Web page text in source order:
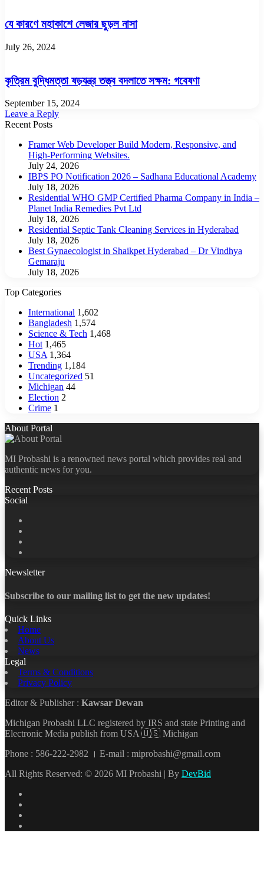
যে কারণে মহাকাশে লেজার ছুড়ল নাসা
July 26, 2024
কৃত্রিম বুদ্ধিমত্তা ষড়যন্ত্র তত্ত্ব বদলাতে সক্ষম: গবেষণা
September 15, 2024
Leave a Reply
Recent Posts
Framer Web Developer Build Modern, Responsive, and
High-Performing Websites.
July 24, 2026
IBPS PO Notification 2026 – Sadhana Educational Academy
July 18, 2026
Residential WHO GMP Certified Pharma Company in India –
Planet India Remedies Pvt Ltd
July 18, 2026
Residential Septic Tank Cleaning Services in Hyderabad
July 18, 2026
Best Gynaecologist in Shaikpet Hyderabad – Dr Vindhya
Gemaraju
July 18, 2026
Top Categories
International 1,602
Bangladesh 1,574
Science & Tech 1,468
Hot 1,465
USA 1,364
Trending 1,184
Uncategorized 51
Michigan 44
Election 2
Crime 1
About Portal
MI Probashi is a renowned news portal which provides real and
authentic news for you.
Recent Posts
Social
Newsletter
Subscribe to our mailing list to get the new updates!
Quick Links
Home
About Us
News
Legal
Terms & Conditions
Privacy Policy
Editor & Publisher : Kawsar Dewan
Michigan Probashi LLC registered by IRS and state Printing and
Electronic Media publish from USA 🇺🇸 Michigan
Phone : 586-222-2982 । E-mail : miprobashi@gmail.com
All Rights Reserved: © 2026 MI Probashi | By DevBid